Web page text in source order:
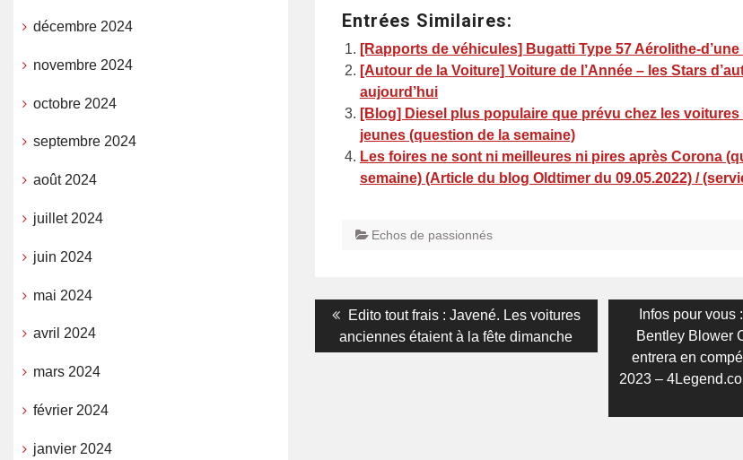
Entrées Similaires:
[Rapports de véhicules] Bugatti Type 57 Aérolithe-
[Autour de la Voiture] Voiture de l’Année – les Stars
aujourd’hui
[Blog] Diesel plus populaire que prévu chez les
jeunes (question de la semaine)
Les foires ne sont ni meilleures ni pires après Corona
semaine) (Article du blog Oldtimer du 09.05.2022) /
Echos de passionnés
Navigation
Previous
post:
Edito tout frais : Javené. Les voitures
anciennes étaient à la fête dimanche
Next
post:
Infos pour vous
Bentley Blower
entrera en
2023 –
décembre 2024
novembre 2024
octobre 2024
septembre 2024
août 2024
juillet 2024
juin 2024
mai 2024
avril 2024
mars 2024
février 2024
janvier 2024